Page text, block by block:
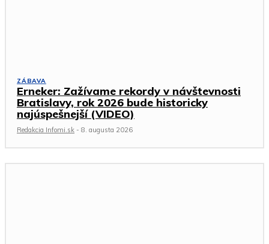
ZÁBAVA
Erneker: Zažívame rekordy v návštevnosti
Bratislavy, rok 2026 bude historicky
najúspešnejší (VIDEO)
Redakcia Infomi.sk - 8. augusta 2026